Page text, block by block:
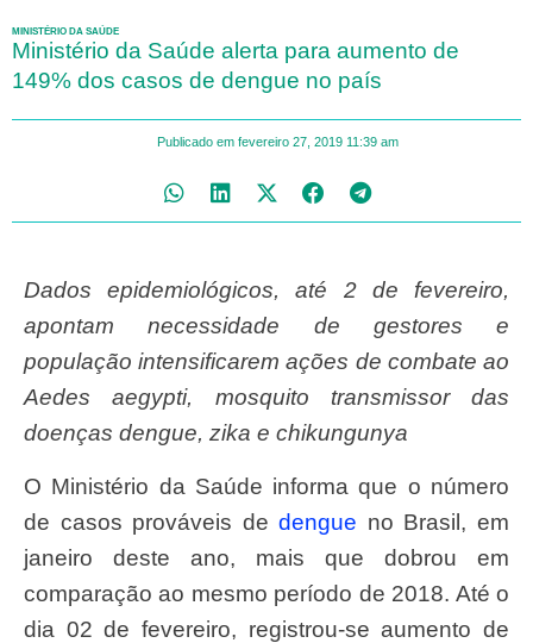
MINISTÉRIO DA SAÚDE
Ministério da Saúde alerta para aumento de
149% dos casos de dengue no país
Publicado em fevereiro 27, 2019 11:39 am
Dados epidemiológicos, até 2 de fevereiro,
apontamnecessidade de gestores e
população intensificarem ações de combate ao
Aedes aegypti, mosquito transmissor das
doenças dengue, zika e chikungunya
O Ministério da Saúde informa que o número
de casos prováveis dedengue no Brasil, em
janeiro deste ano, mais que dobrou em
comparação ao mesmo período de 2018. Até o
dia 02 de fevereiro, registrou-se aumento de